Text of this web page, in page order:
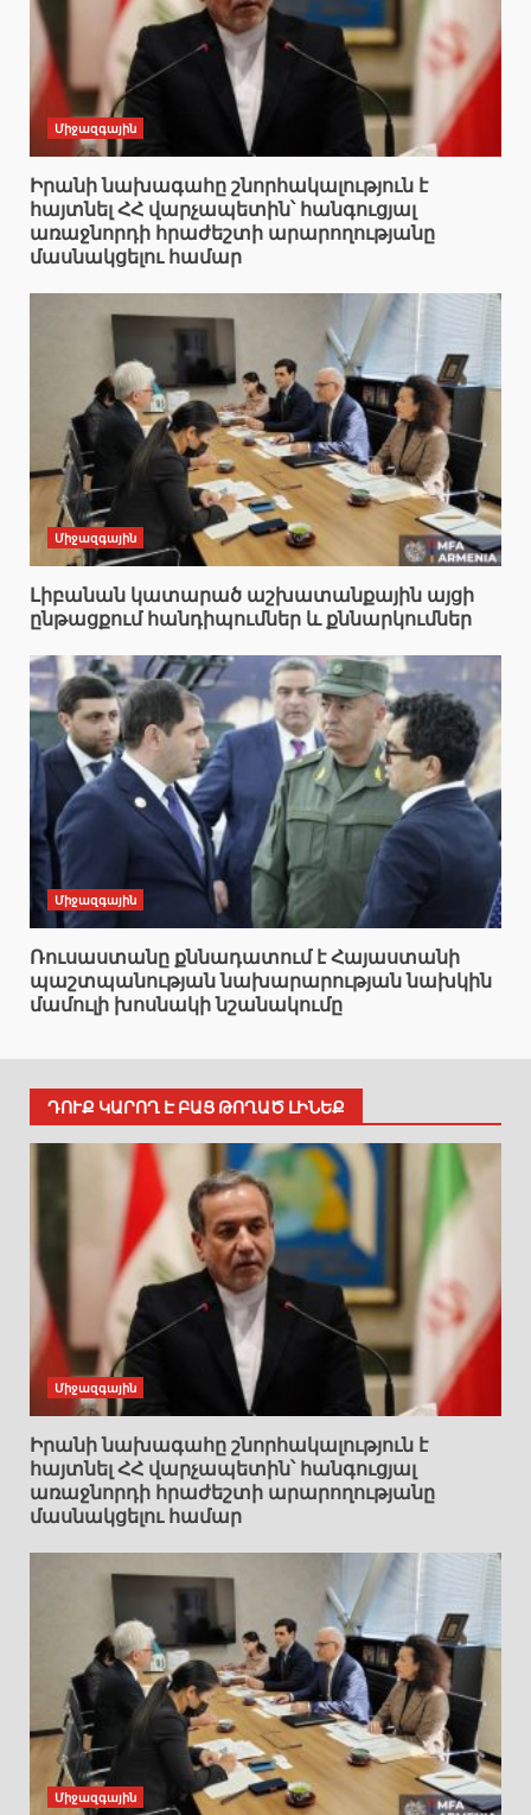
Միջազգային
Իրանի նախագահը շնորհակալություն է
հայտնել ՀՀ վարչապետին՝ հանգուցյալ
առաջնորդի հրաժեշտի արարողությանը
մասնակցելու համար
Միջազգային
Լիբանան կատարած աշխատանքային այցի
ընթացքում հանդիպումներ և քննարկումներ
Միջազգային
Ռուսաստանը քննադատում է Հայաստանի
պաշտպանության նախարարության նախկին
մամուլի խոսնակի նշանակումը
ԴՈՒՔ ԿԱՐՈՂ Է ԲԱՑ ԹՈՂԱԾ ԼԻՆԵՔ
Միջազգային
Իրանի նախագահը շնորհակալություն է
հայտնել ՀՀ վարչապետին՝ հանգուցյալ
առաջնորդի հրաժեշտի արարողությանը
մասնակցելու համար
Միջազգային